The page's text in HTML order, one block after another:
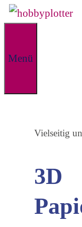
Zum
Menü
Vielseitig
3D